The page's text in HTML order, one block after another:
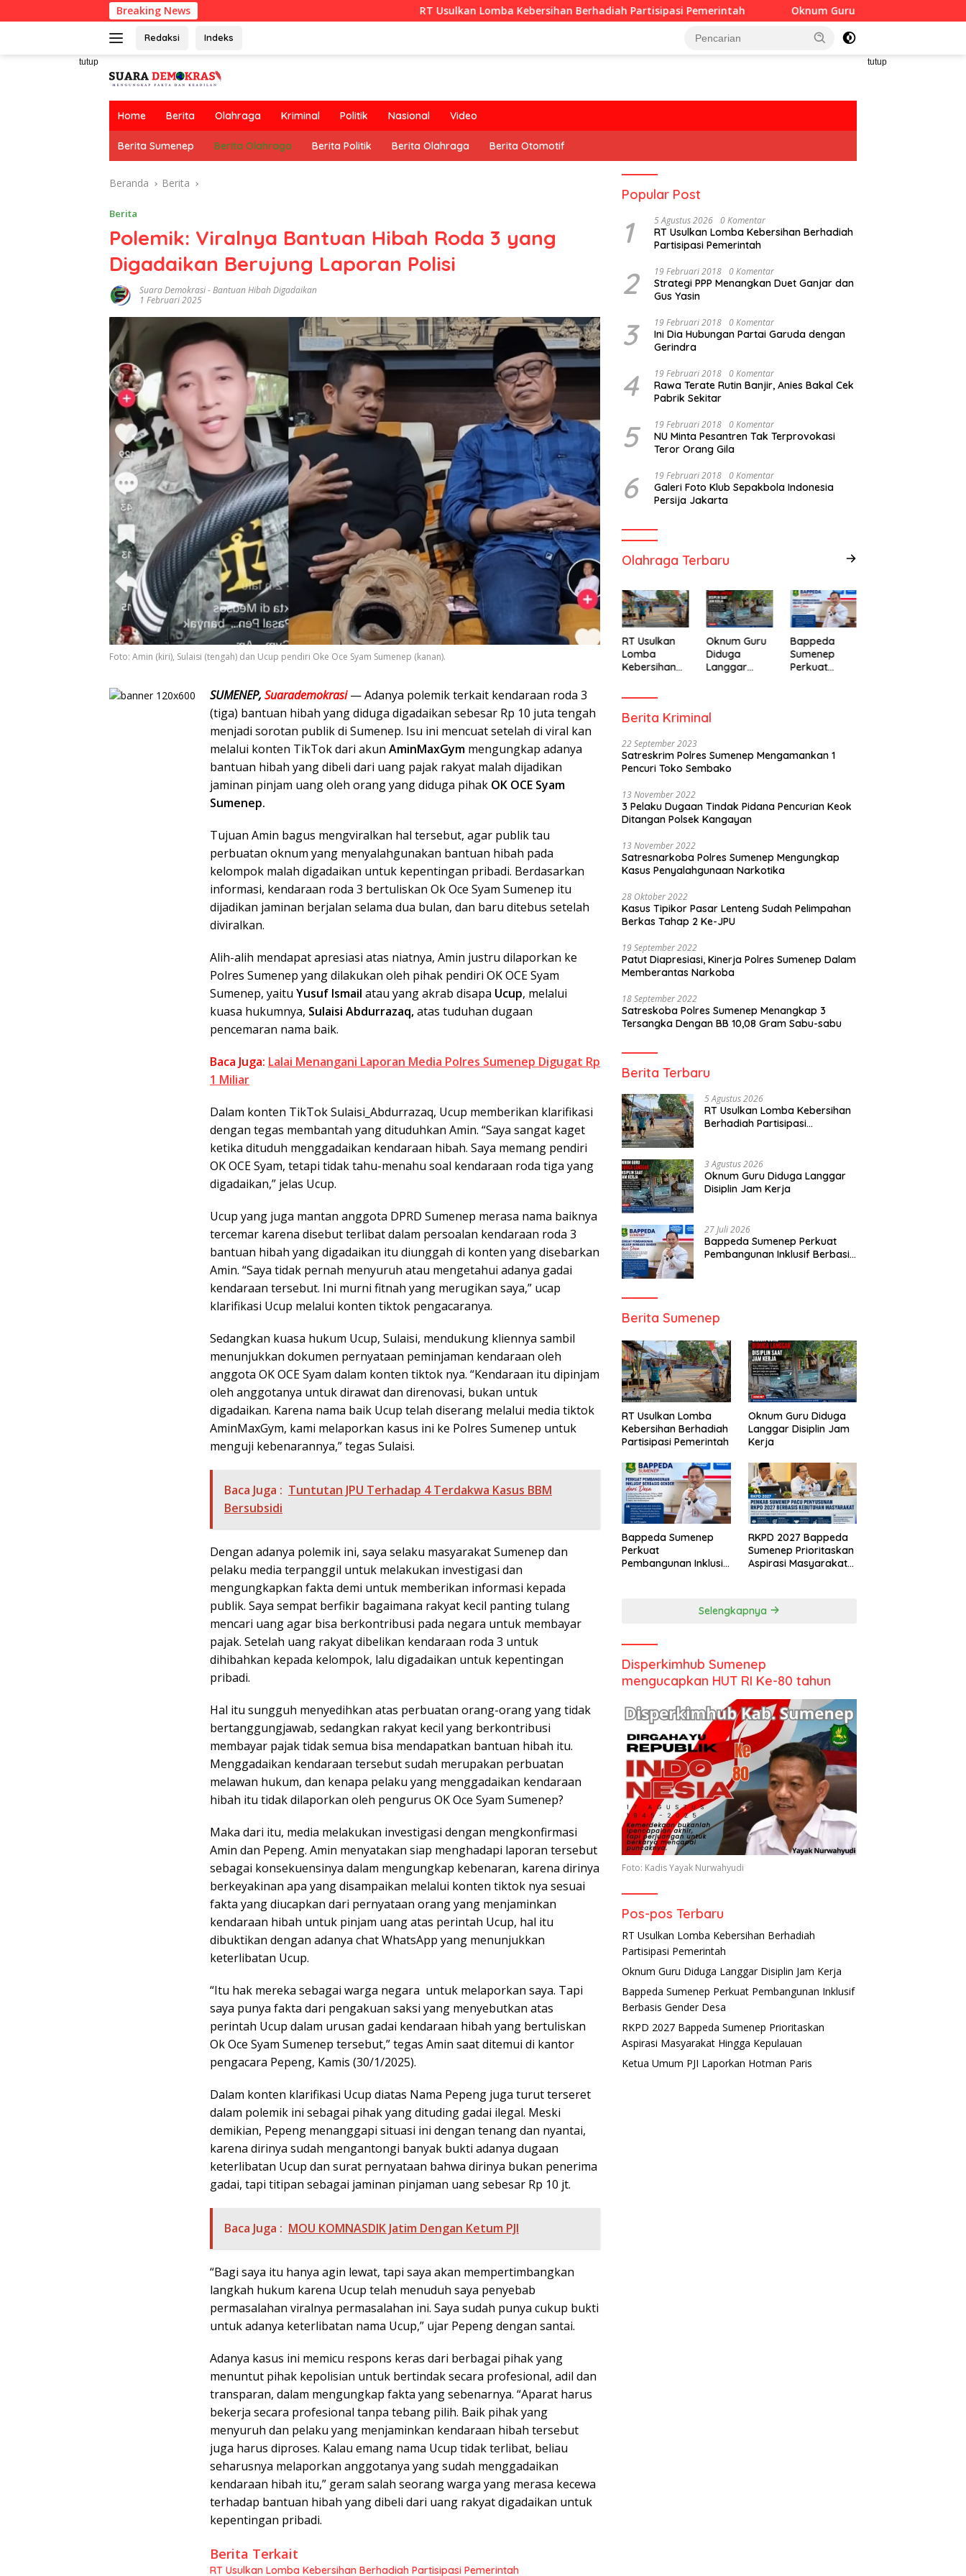
ke
Breaking News RT Usulkan Lomba Kebersihan Berhadiah Partisipasi Pemerintah Oknum Guru Diduga Langgar Disiplin Jam Kerja
Redaksi Indeks
tutup tutup
Home Berita Olahraga Kriminal Politik Nasional Video
Berita Sumenep Berita Olahraga Berita Politik Berita Olahraga Berita Otomotif
Beranda Berita
Berita
Polemik: Viralnya Bantuan Hibah Roda 3 yang
Digadaikan Berujung Laporan Polisi
Suara Demokrasi-Bantuan Hibah Digadaikan
1 Februari 2025
Foto: Amin (kiri), Sulaisi (tengah) dan Ucup pendiri Oke Oce Syam Sumenep (kanan).
SUMENEP, Suarademokrasi— Adanya polemik terkait kendaraan roda 3
(tiga) bantuan hibah yang diduga digadaikan sebesar Rp 10 juta tengah
menjadi sorotan publik di Sumenep. Isu ini mencuat setelah di viral kan
melalui konten TikTok dari akun AminMaxGym mengungkap adanya
bantuan hibah yang dibeli dari uang pajak rakyat malah dijadikan
jaminan pinjam uang oleh orang yang diduga pihak OK OCE Syam
Sumenep.
Tujuan Amin bagus mengviralkan hal tersebut, agar publik tau
perbuatan oknum yang menyalahgunakan bantuan hibah pada
kelompok malah digadaikan untuk kepentingan pribadi. Berdasarkan
informasi, kendaraan roda 3 bertuliskan Ok Oce Syam Sumenep itu
dijadikan jaminan berjalan selama dua bulan, dan baru ditebus setelah
diviralkan.
Alih-alih mendapat apresiasi atas niatnya, Amin justru dilaporkan ke
Polres Sumenep yang dilakukan oleh pihak pendiri OK OCE Syam
Sumenep, yaitu Yusuf Ismail atau yang akrab disapa Ucup, melalui
kuasa hukumnya, Sulaisi Abdurrazaq,atas tuduhan dugaan
pencemaran nama baik.
Baca Juga: Lalai Menangani Laporan Media Polres Sumenep Digugat Rp
1 Miliar
Dalam konten TikTok Sulaisi_Abdurrazaq, Ucup memberikan klarifikasi
dengan tegas membantah yang dituduhkan Amin. “Saya sangat kaget
ketika dituduh menggadaikan kendaraan hibah. Saya memang pendiri
OK OCE Syam, tetapi tidak tahu-menahu soal kendaraan roda tiga yang
digadaikan,” jelas Ucup.
Ucup yang juga mantan anggota DPRD Sumenep merasa nama baiknya
tercemar karena disebut terlibat dalam persoalan kendaraan roda 3
bantuan hibah yang digadaikan itu diunggah di konten yang disebarkan
Amin. “Saya tidak pernah menyuruh atau mengetahui adanya gadai
kendaraan tersebut. Ini murni fitnah yang merugikan saya,” ucap
klarifikasi Ucup melalui konten tiktok pengacaranya.
Sedangkan kuasa hukum Ucup, Sulaisi, mendukung kliennya sambil
menunjukkan dokumen pernyataan peminjaman kendaraan oleh
anggota OK OCE Syam dalam konten tiktok nya. “Kendaraan itu dipinjam
oleh anggotanya untuk dirawat dan direnovasi, bukan untuk
digadaikan. Karena nama baik Ucup telah diserang melalui media tiktok
AminMaxGym, kami melaporkan kasus ini ke Polres Sumenep untuk
menguji kebenarannya,” tegas Sulaisi.
Baca Juga : Tuntutan JPU Terhadap 4 Terdakwa Kasus BBM
Bersubsidi
Dengan adanya polemik ini, saya selaku masyarakat Sumenep dan
pelaku media terpanggil untuk melakukan investigasi dan
mengungkapkan fakta demi untuk memberikan informasi kepada
publik. Saya sempat berfikir bagaimana rakyat kecil panting tulang
mencari uang agar bisa berkontribusi pada negara untuk membayar
pajak. Setelah uang rakyat dibelikan kendaraan roda 3 untuk
dihibahkan kepada kelompok, lalu digadaikan untuk kepentingan
pribadi.
Hal itu sungguh menyedihkan atas perbuatan orang-orang yang tidak
bertanggungjawab, sedangkan rakyat kecil yang berkontribusi
membayar pajak tidak semua bisa mendapatkan bantuan hibah itu.
Menggadaikan kendaraan tersebut sudah merupakan perbuatan
melawan hukum, dan kenapa pelaku yang menggadaikan kendaraan
hibah itu tidak dilaporkan oleh pengurus OK Oce Syam Sumenep?
Maka dari itu, media melakukan investigasi dengan mengkonfirmasi
Amin dan Pepeng. Amin menyatakan siap menghadapi laporan tersebut
sebagai konsekuensinya dalam mengungkap kebenaran, karena dirinya
berkeyakinan apa yang disampaikan melalui konten tiktok nya sesuai
fakta yang diucapkan dari pernyataan orang yang menjaminkan
kendaraan hibah untuk pinjam uang atas perintah Ucup, hal itu
dibuktikan dengan adanya chat WhatsApp yang menunjukkan
keterlibatan Ucup.
“Itu hak mereka sebagai warga negara untuk melaporkan saya. Tapi
saya punya fakta dari pengakuan saksi yang menyebutkan atas
perintah Ucup dalam urusan gadai kendaraan hibah yang bertuliskan
Ok Oce Syam Sumenep tersebut,” tegas Amin saat ditemui di kantor
pengacara Pepeng, Kamis (30/1/2025).
Dalam konten klarifikasi Ucup diatas Nama Pepeng juga turut terseret
dalam polemik ini sebagai pihak yang dituding gadai ilegal. Meski
demikian, Pepeng menanggapi situasi ini dengan tenang dan nyantai,
karena dirinya sudah mengantongi banyak bukti adanya dugaan
keterlibatan Ucup dan surat pernyataan bahwa dirinya bukan penerima
gadai, tapi titipan sebagai jaminan pinjaman uang sebesar Rp 10 jt.
Baca Juga : MOU KOMNASDIK Jatim Dengan Ketum PJI
“Bagi saya itu hanya agin lewat, tapi saya akan mempertimbangkan
langkah hukum karena Ucup telah menuduh saya penyebab
permasalahan viralnya permasalahan ini. Saya sudah punya cukup bukti
untuk adanya keterlibatan nama Ucup,” ujar Pepeng dengan santai.
Adanya kasus ini memicu respons keras dari berbagai pihak yang
menuntut pihak kepolisian untuk bertindak secara profesional, adil dan
transparan, dalam mengungkap fakta yang sebenarnya. “Aparat harus
bekerja secara profesional tanpa tebang pilih. Baik pihak yang
menyuruh dan pelaku yang menjaminkan kendaraan hibah tersebut
juga harus diproses. Kalau emang nama Ucup tidak terlibat, beliau
seharusnya melaporkan anggotanya yang sudah menggadaikan
kendaraan hibah itu,” geram salah seorang warga yang merasa kecewa
terhadap bantuan hibah yang dibeli dari uang rakyat digadaikan untuk
kepentingan pribadi.
Berita Terkait
RT Usulkan Lomba Kebersihan Berhadiah Partisipasi Pemerintah
Popular Post
1 5 Agustus 2026 0 Komentar
RT Usulkan Lomba Kebersihan Berhadiah
Partisipasi Pemerintah
2 19 Februari 2018 0 Komentar
Strategi PPP Menangkan Duet Ganjar dan
Gus Yasin
3 19 Februari 2018 0 Komentar
Ini Dia Hubungan Partai Garuda dengan
Gerindra
4 19 Februari 2018 0 Komentar
Rawa Terate Rutin Banjir, Anies Bakal Cek
Pabrik Sekitar
5 19 Februari 2018 0 Komentar
NU Minta Pesantren Tak Terprovokasi
Teror Orang Gila
6 19 Februari 2018 0 Komentar
Galeri Foto Klub Sepakbola Indonesia
Persija Jakarta
Olahraga Terbaru
RT Usulkan
Lomba
Kebersihan
Oknum Guru
Diduga
Langgar
Bappeda
Sumenep
Perkuat
Berita Kriminal
22 September 2023
Satreskrim Polres Sumenep Mengamankan 1
Pencuri Toko Sembako
13 November 2022
3 Pelaku Dugaan Tindak Pidana Pencurian Keok
Ditangan Polsek Kangayan
13 November 2022
Satresnarkoba Polres Sumenep Mengungkap
Kasus Penyalahgunaan Narkotika
28 Oktober 2022
Kasus Tipikor Pasar Lenteng Sudah Pelimpahan
Berkas Tahap 2 Ke-JPU
19 September 2022
Patut Diapresiasi, Kinerja Polres Sumenep Dalam
Memberantas Narkoba
18 September 2022
Satreskoba Polres Sumenep Menangkap 3
Tersangka Dengan BB 10,08 Gram Sabu-sabu
Berita Terbaru
5 Agustus 2026
RT Usulkan Lomba Kebersihan
Berhadiah Partisipasi
3 Agustus 2026
Oknum Guru Diduga Langgar
Disiplin Jam Kerja
27 Juli 2026
Bappeda Sumenep Perkuat
Pembangunan Inklusif Berbasis
Berita Sumenep
RT Usulkan Lomba
Kebersihan Berhadiah
Partisipasi Pemerintah
Oknum Guru Diduga
Langgar Disiplin Jam
Kerja
Bappeda Sumenep
Perkuat
Pembangunan Inklusif
RKPD 2027 Bappeda
Sumenep Prioritaskan
Aspirasi Masyarakat
Selengkapnya
Disperkimhub Sumenep
mengucapkan HUT RI Ke-80 tahun
Foto: Kadis Yayak Nurwahyudi
Pos-pos Terbaru
RT Usulkan Lomba Kebersihan Berhadiah
Partisipasi Pemerintah
Oknum Guru Diduga Langgar Disiplin Jam Kerja
Bappeda Sumenep Perkuat Pembangunan Inklusif
Berbasis Gender Desa
RKPD 2027 Bappeda Sumenep Prioritaskan
Aspirasi Masyarakat Hingga Kepulauan
Ketua Umum PJI Laporkan Hotman Paris